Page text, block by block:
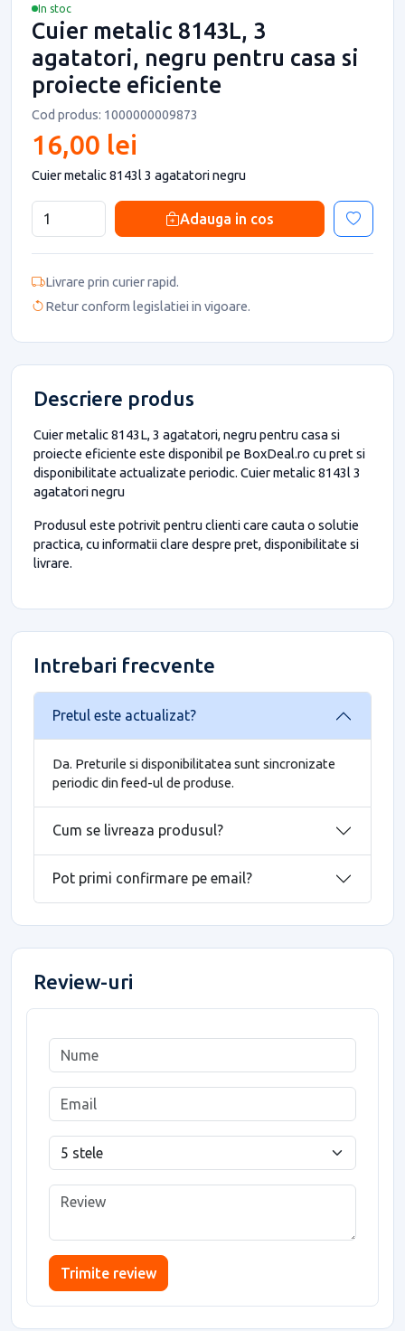
In stoc
Cuier metalic 8143L, 3
agatatori, negru pentru casa si
proiecte eficiente
Cod produs: 1000000009873
16,00 lei
Cuier metalic 8143l 3 agatatori negru
Adauga in cos
Livrare prin curier rapid.
Retur conform legislatiei in vigoare.
Descriere produs
Cuier metalic 8143L, 3 agatatori, negru pentru casa si
proiecte eficiente este disponibil pe BoxDeal.ro cu pret si
disponibilitate actualizate periodic. Cuier metalic 8143l 3
agatatori negru
Produsul este potrivit pentru clienti care cauta o solutie
practica, cu informatii clare despre pret, disponibilitate si
livrare.
Intrebari frecvente
Pretul este actualizat?
Da. Preturile si disponibilitatea sunt sincronizate
periodic din feed-ul de produse.
Cum se livreaza produsul?
Pot primi confirmare pe email?
Review-uri
Trimite review